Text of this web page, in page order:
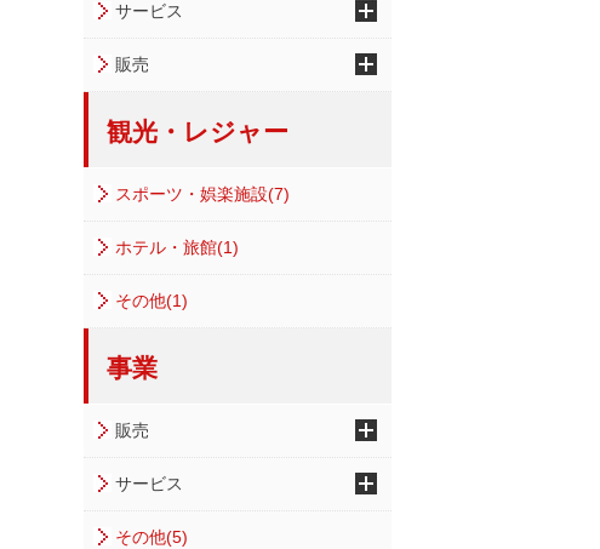
サービス
販売
観光・レジャー
スポーツ・娯楽施設(7)
ホテル・旅館(1)
その他(1)
事業
販売
サービス
その他(5)